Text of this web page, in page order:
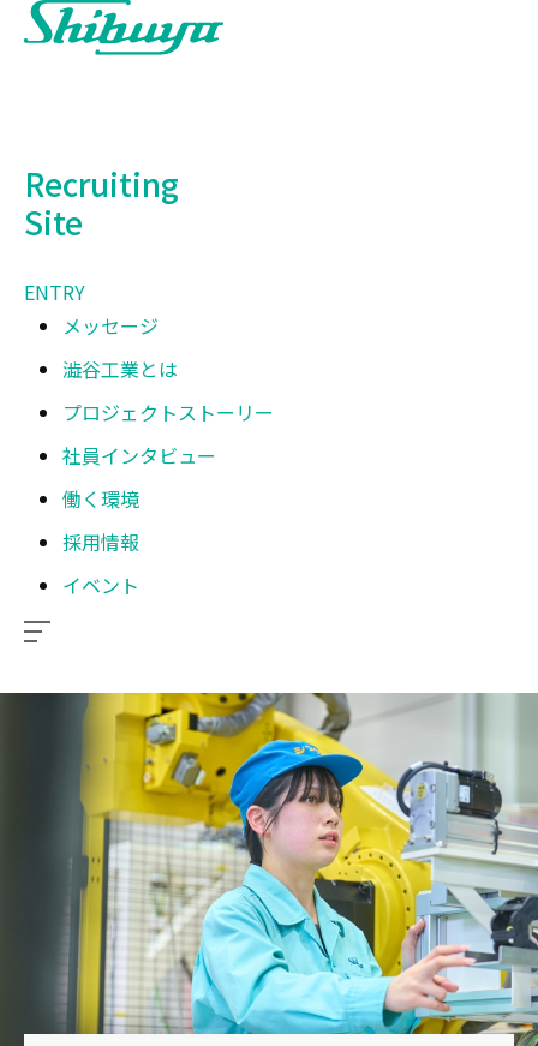
Recruiting
Site
ENTRY
メッセージ
澁谷工業とは
プロジェクトストーリー
社員インタビュー
働く環境
採用情報
イベント